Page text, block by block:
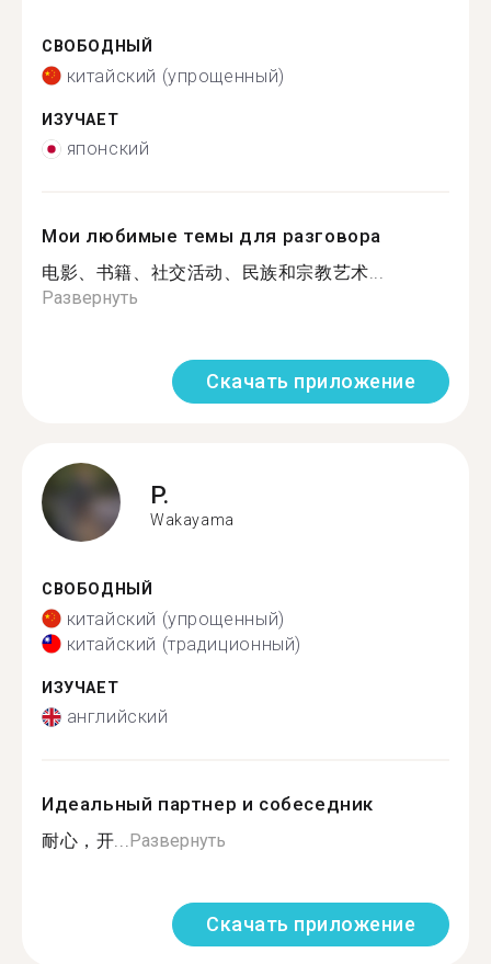
СВОБОДНЫЙ
китайский (упрощенный)
ИЗУЧАЕТ
японский
Мои любимые темы для разговора
电影、书籍、社交活动、民族和宗教艺术...
Развернуть
Скачать приложение
P.
Wakayama
СВОБОДНЫЙ
китайский (упрощенный)
китайский (традиционный)
ИЗУЧАЕТ
английский
Идеальный партнер и собеседник
耐心，开...Развернуть
Скачать приложение